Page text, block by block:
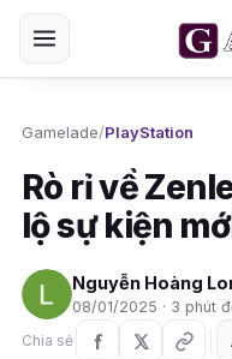
Gamelade/PlayStation
Rò rỉ về
lộ sự kiện
Nguyễn Hoàng
08/01/2025 · 3 phút
Chia sẻ